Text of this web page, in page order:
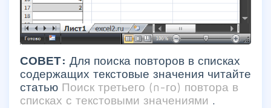
СОВЕТ: Для поиска повторов в списках
содержащих текстовые значения читайте
статью Поиск третьего (n-го) повтора в
списках с текстовыми значениями .